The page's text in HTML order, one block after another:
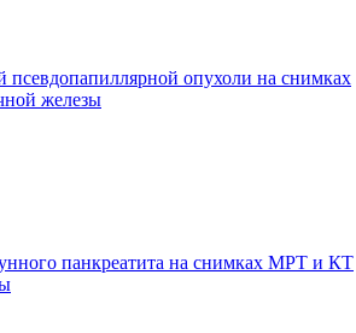
псевдопапиллярной опухоли на снимках
железы
панкреатита на снимках МРТ и КТ